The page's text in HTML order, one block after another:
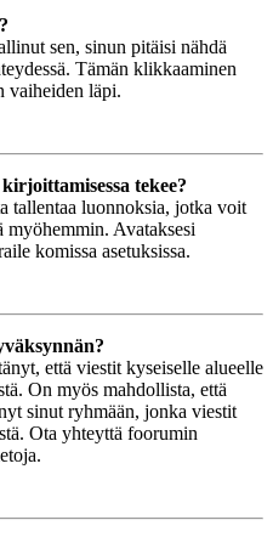
sen, sinun pitäisi nähdä
Tämän klikkaaminen
vaiheiden läpi.
tekee?
tallentaa luonnoksia, jotka voit
Avataksesi
komissa asetuksissa.
että viestit kyseiselle alueelle
On myös mahdollista, että
sinut ryhmään, jonka viestit
Ota yhteyttä foorumin